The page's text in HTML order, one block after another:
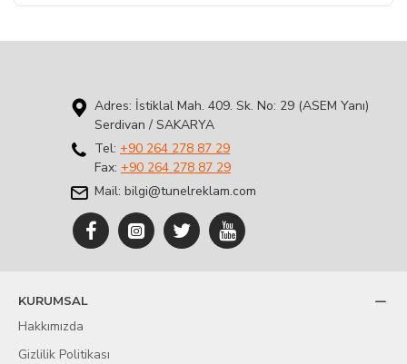
Adres: İstiklal Mah. 409. Sk. No: 29 (ASEM Yanı)
Serdivan / SAKARYA
Tel: +90 264 278 87 29
Fax: +90 264 278 87 29
Mail: bilgi@tunelreklam.com
KURUMSAL
Hakkımızda
Gizlilik Politikası